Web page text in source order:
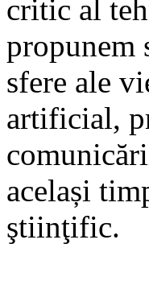
critic al
propunem
sfere ale
artificial,
același
ştiinţific.